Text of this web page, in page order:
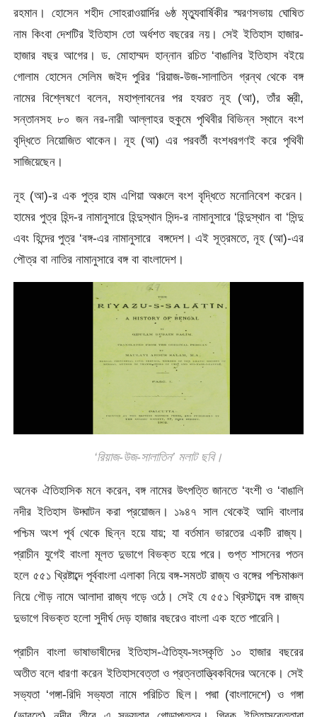
রহমান। হোসেন শহীদ সোহরাওয়ার্দির ৬ষ্ঠ মৃত্যুবার্ষিকীর স্মরণসভায় ঘোষিত
নাম কিংবা দেশটির ইতিহাস তো অর্ধশত বছরের নয়। সেই ইতিহাস হাজার-
হাজার বছর আগের। ড. মোহাম্মদ হান্নান রচিত ‘বাঙালির ইতিহাস বইয়ে
গোলাম হোসেন সেলিম জইদ পুরির ‘রিয়াজ-উজ-সালাতিন গ্রন্থ থেকে বঙ্গ
নামের বিশ্লেষণে বলেন, মহাপ্লাবনের পর হযরত নূহ (আ), তাঁর স্ত্রী,
সন্তানসহ ৮০ জন নর-নারী আল্লাহর হুকুমে পৃথিবীর বিভিন্ন স্থানে বংশ
বৃদ্ধিতে নিয়োজিত থাকেন। নূহ (আ) এর পরবর্তী বংশধরগণই করে পৃথিবী
সাজিয়েছেন।
নূহ (আ)-র এক পুত্র হাম এশিয়া অঞ্চলে বংশ বৃদ্ধিতে মনোনিবেশ করেন।
হামের পুত্র হিন্দ-র নামানুসারে হিন্দুস্থান সিন্দ-র নামানুসারে ‘হিন্দুস্থান বা ‘সিন্দু
এবং হিন্দের পুত্র ‘বঙ্গ-এর নামানুসারে বঙ্গদেশ। এই সূত্রমতে, নূহ (আ)-এর
পৌত্র বা নাতির নামানুসারে বঙ্গ বা বাংলাদেশ।
‘রিয়াজ-উজ-সালাতিন’ মলাট ছবি।
অনেক ঐতিহাসিক মনে করেন, বঙ্গ নামের উৎপত্তি জানতে ‘বংশী ও ‘বাঙালি
নদীর ইতিহাস উদ্ঘাটন করা প্রয়োজন। ১৯৪৭ সাল থেকেই আদি বাংলার
পশ্চিম অংশ পূর্ব থেকে ছিন্ন হয়ে যায়; যা বর্তমান ভারতের একটি রাজ্য।
প্রাচীন যুগেই বাংলা মূলত দুভাগে বিভক্ত হয়ে পরে। গুপ্ত শাসনের পতন
হলে ৫৫১ খ্রিষ্টাব্দে পূর্ববাংলা এলাকা নিয়ে বঙ্গ-সমতট রাজ্য ও বঙ্গের পশ্চিমাঞ্চল
নিয়ে গৌড় নামে আলাদা রাজ্য গড়ে ওঠে। সেই যে ৫৫১ খ্রিস্টাব্দে বঙ্গ রাজ্য
দুভাগে বিভক্ত হলো সুদীর্ঘ দেড় হাজার বছরেও বাংলা এক হতে পারেনি।
প্রাচীন বাংলা ভাষাভাষীদের ইতিহাস-ঐতিহ্য-সংস্কৃতি ১০ হাজার বছরের
অতীত বলে ধারণা করেন ইতিহাসবেত্তা ও প্রত্নতাত্ত্বিকবিদের অনেকে। সেই
সভ্যতা ‘গঙ্গা-রিদি সভ্যতা নামে পরিচিত ছিল। পদ্মা (বাংলাদেশে) ও গঙ্গা